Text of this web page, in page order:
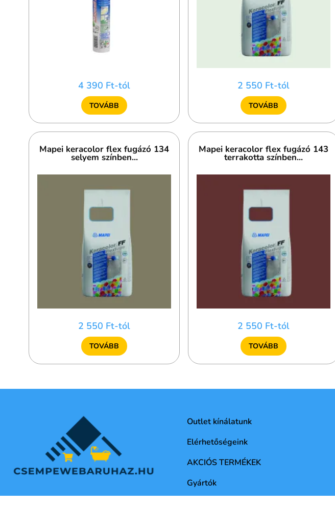
4 390 Ft-tól
TOVÁBB
2 550 Ft-tól
TOVÁBB
Mapei keracolor flex fugázó 134
selyem színben...
2 550 Ft-tól
TOVÁBB
Mapei keracolor flex fugázó 143
terrakotta színben...
2 550 Ft-tól
TOVÁBB
Outlet kínálatunk
Elérhetőségeink
AKCIÓS TERMÉKEK
Gyártók